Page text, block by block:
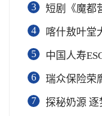
3
短剧《魔都营养师》
4
喀什敖叶堂大
5
中国人寿ESG走向
6
瑞众保险荣膺“
7
探秘奶源 逐梦前行